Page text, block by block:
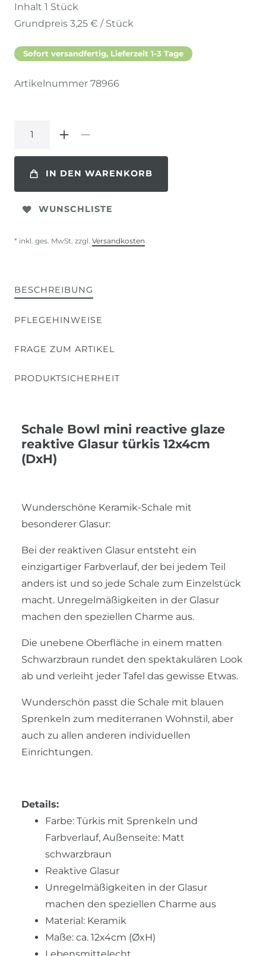
Inhalt 1 Stück
Grundpreis 3,25 € / Stück
Sofort versandfertig, Lieferzeit 1-3 Tage
Artikelnummer 78966
IN DEN WARENKORB
WUNSCHLISTE
* inkl. ges. MwSt. zzgl. Versandkosten
BESCHREIBUNG
PFLEGEHINWEISE
FRAGE ZUM ARTIKEL
PRODUKTSICHERHEIT
Schale Bowl mini reactive glaze
reaktive Glasur türkis 12x4cm
(DxH)
Wunderschöne Keramik-Schale mit
besonderer Glasur:
Bei der reaktiven Glasur entsteht ein
einzigartiger Farbverlauf, der bei jedem Teil
anders ist und so jede Schale zum Einzelstück
macht. Unregelmäßigkeiten in der Glasur
machen den speziellen Charme aus.
Die unebene Oberfläche in einem matten
Schwarzbraun rundet den spektakulären Look
ab und verleiht jeder Tafel das gewisse Etwas.
Wunderschön passt die Schale mit blauen
Sprenkeln zum mediterranen Wohnstil, aber
auch zu allen anderen individuellen
Einrichtungen.
Details:
Farbe: Türkis mit Sprenkeln und
Farbverlauf, Außenseite: Matt
schwarzbraun
Reaktive Glasur
Unregelmäßigkeiten in der Glasur
machen den speziellen Charme aus
Material: Keramik
Maße: ca. 12x4cm (ØxH)